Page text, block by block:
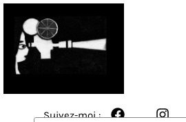
Suivez-moi :